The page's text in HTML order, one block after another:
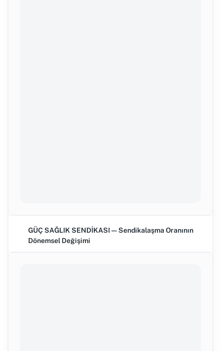
GÜÇ SAĞLIK SENDİKASI — Sendikalaşma Oranının
Dönemsel Değişimi